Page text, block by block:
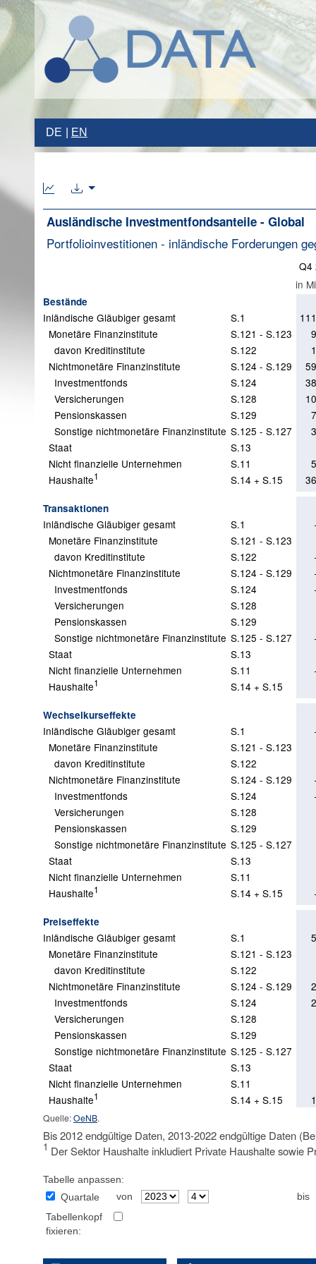
DE EN
Ausländische Investmentfondsanteile - Global
Portfolioinvestitionen - inländische Forderungen
Q4
in
Bestände
Inländische Gläubiger gesamt S.1
Monetäre Finanzinstitute
S.121 - S.123
davon Kreditinstitute
S.122
Nichtmonetäre Finanzinstitute
S.124 - S.129
Investmentfonds
S.124
Versicherungen
S.128
Pensionskassen
S.129
Sonstige nichtmonetäre Finanzinstitute S.125 - S.127
Staat
S.13
Nicht finanzielle Unternehmen
S.11
Haushalte1 S.14 + S.15
Transaktionen
Inländische Gläubiger gesamt S.1
Monetäre Finanzinstitute
S.121 - S.123
davon Kreditinstitute
S.122
Nichtmonetäre Finanzinstitute
S.124 - S.129
Investmentfonds
S.124
Versicherungen
S.128
Pensionskassen
S.129
Sonstige nichtmonetäre Finanzinstitute S.125 - S.127
Staat
S.13
Nicht finanzielle Unternehmen
S.11
Haushalte1 S.14 + S.15
Wechselkurseffekte
Inländische Gläubiger gesamt S.1
Monetäre Finanzinstitute
S.121 - S.123
davon Kreditinstitute
S.122
Nichtmonetäre Finanzinstitute
S.124 - S.129
Investmentfonds
S.124
Versicherungen
S.128
Pensionskassen
S.129
Sonstige nichtmonetäre Finanzinstitute S.125 - S.127
Staat
S.13
Nicht finanzielle Unternehmen
S.11
Haushalte1 S.14 + S.15
Preiseffekte
Inländische Gläubiger gesamt S.1
Monetäre Finanzinstitute
S.121 - S.123
davon Kreditinstitute
S.122
Nichtmonetäre Finanzinstitute
S.124 - S.129
Investmentfonds
S.124
Versicherungen
S.128
Pensionskassen
S.129
Sonstige nichtmonetäre Finanzinstitute S.125 - S.127
Staat
S.13
Nicht finanzielle Unternehmen
S.11
Haushalte1 S.14 + S.15
Quelle:OeNB.
Bis 2012 endgültige Daten, 2013-2022 endgültige Daten
1 Der Sektor Haushalte inkludiert Private Haushalte sowie
Tabelle anpassen:
Quartale
von
bis
Tabellenkopf
fixieren: